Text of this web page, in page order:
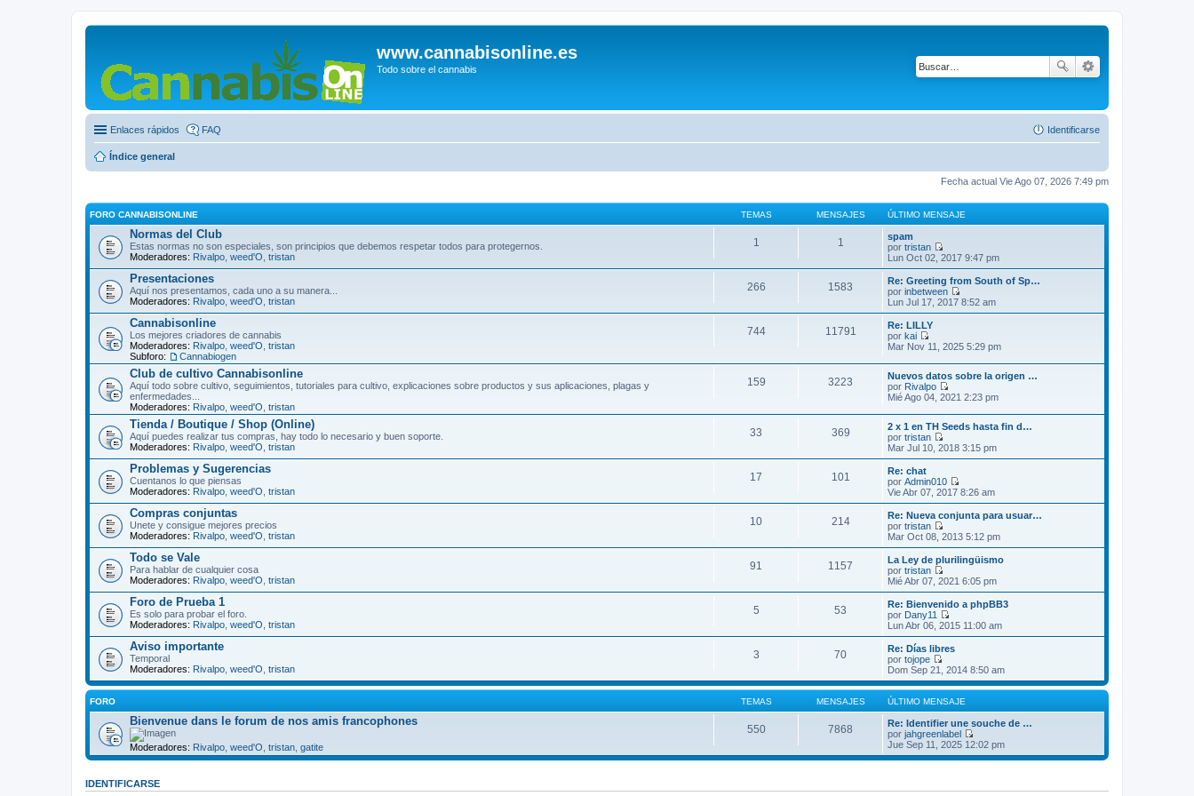
www.cannabisonline.es
Todo sobre el cannabis
Enlaces rápidos FAQ Identificarse
Índice general
Fecha actual Vie Ago 07, 2026 7:49 pm
FORO CANNABISONLINE TEMAS MENSAJES ÚLTIMO MENSAJE
Normas del Club
Estas normas no son especiales, son principios que debemos respetar todos para protegernos.
Moderadores: Rivalpo weed'O tristan
1 1
spam
por tristan
V
e
r
ú
l
t
o
m
e
n
s
a
e
Lun Oct 02, 2017 9:47 pm
Presentaciones
Aquí nos presentamos, cada uno a su manera...
Moderadores: Rivalpo weed'O tristan
266 1583
Re: Greeting from South of Sp…
por inbetween
V
e
l
t
i
m
m
n
s
e
Lun Jul 17, 2017 8:52 am
Cannabisonline
Los mejores criadores de cannabis
Moderadores: Rivalpo weed'O tristan
Subforo:
Cannabiogen
744 11791
Re: LILLY
por kai
V
r
ú
l
t
o
m
e
n
a
j
e
Mar Nov 11, 2025 5:29 pm
Club de cultivo Cannabisonline
Aquí todo sobre cultivo, seguimientos, tutoriales para cultivo, explicaciones sobre productos y sus aplicaciones, plagas y
enfermedades...
Moderadores: Rivalpo weed'O tristan
159 3223
Nuevos datos sobre la origen …
por Rivalpo
V
r
ú
t
i
o
m
e
n
a
Mié Ago 04, 2021 2:23 pm
Tienda / Boutique / Shop (Online)
Aquí puedes realizar tus compras, hay todo lo necesario y buen soporte.
Moderadores: Rivalpo weed'O tristan
33 369
2 x 1 en TH Seeds hasta fin d…
por tristan
V
e
ú
l
t
m
o
m
n
a
j
e
Mar Jul 10, 2018 3:15 pm
Problemas y Sugerencias
Cuentanos lo que piensas
Moderadores: Rivalpo weed'O tristan
17 101
Re: chat
por Admin010
V
e
r
ú
l
t
i
m
o
m
n
a
j
Vie Abr 07, 2017 8:26 am
Compras conjuntas
Unete y consigue mejores precios
Moderadores: Rivalpo weed'O tristan
10 214
Re: Nueva conjunta para usuar…
por tristan
V
e
r
ú
l
t
i
m
o
m
n
a
j
Mar Oct 08, 2013 5:12 pm
Todo se Vale
Para hablar de cualquier cosa
Moderadores: Rivalpo weed'O tristan
91 1157
La Ley de plurilingüismo
por tristan
V
e
r
ú
l
t
m
o
m
e
n
s
j
e
Mié Abr 07, 2021 6:05 pm
Foro de Prueba 1
Es solo para probar el foro.
Moderadores: Rivalpo weed'O tristan
5 53
Re: Bienvenido a phpBB3
por Dany11
V
e
r
ú
l
t
i
m
m
e
n
s
a
Lun Abr 06, 2015 11:00 am
Aviso importante
Temporal
Moderadores: Rivalpo weed'O tristan
3 70
Re: Días libres
por tojope
V
e
r
ú
l
t
i
m
o
m
Dom Sep 21, 2014 8:50 am
FORO TEMAS MENSAJES ÚLTIMO MENSAJE
Bienvenue dans le forum de nos amis francophones
Moderadores: Rivalpo weed'O tristan gatite
550 7868
Re: Identifier une souche de …
por jahgreenlabel
V
e
r
Jue Sep 11, 2025 12:02 pm
IDENTIFICARSE